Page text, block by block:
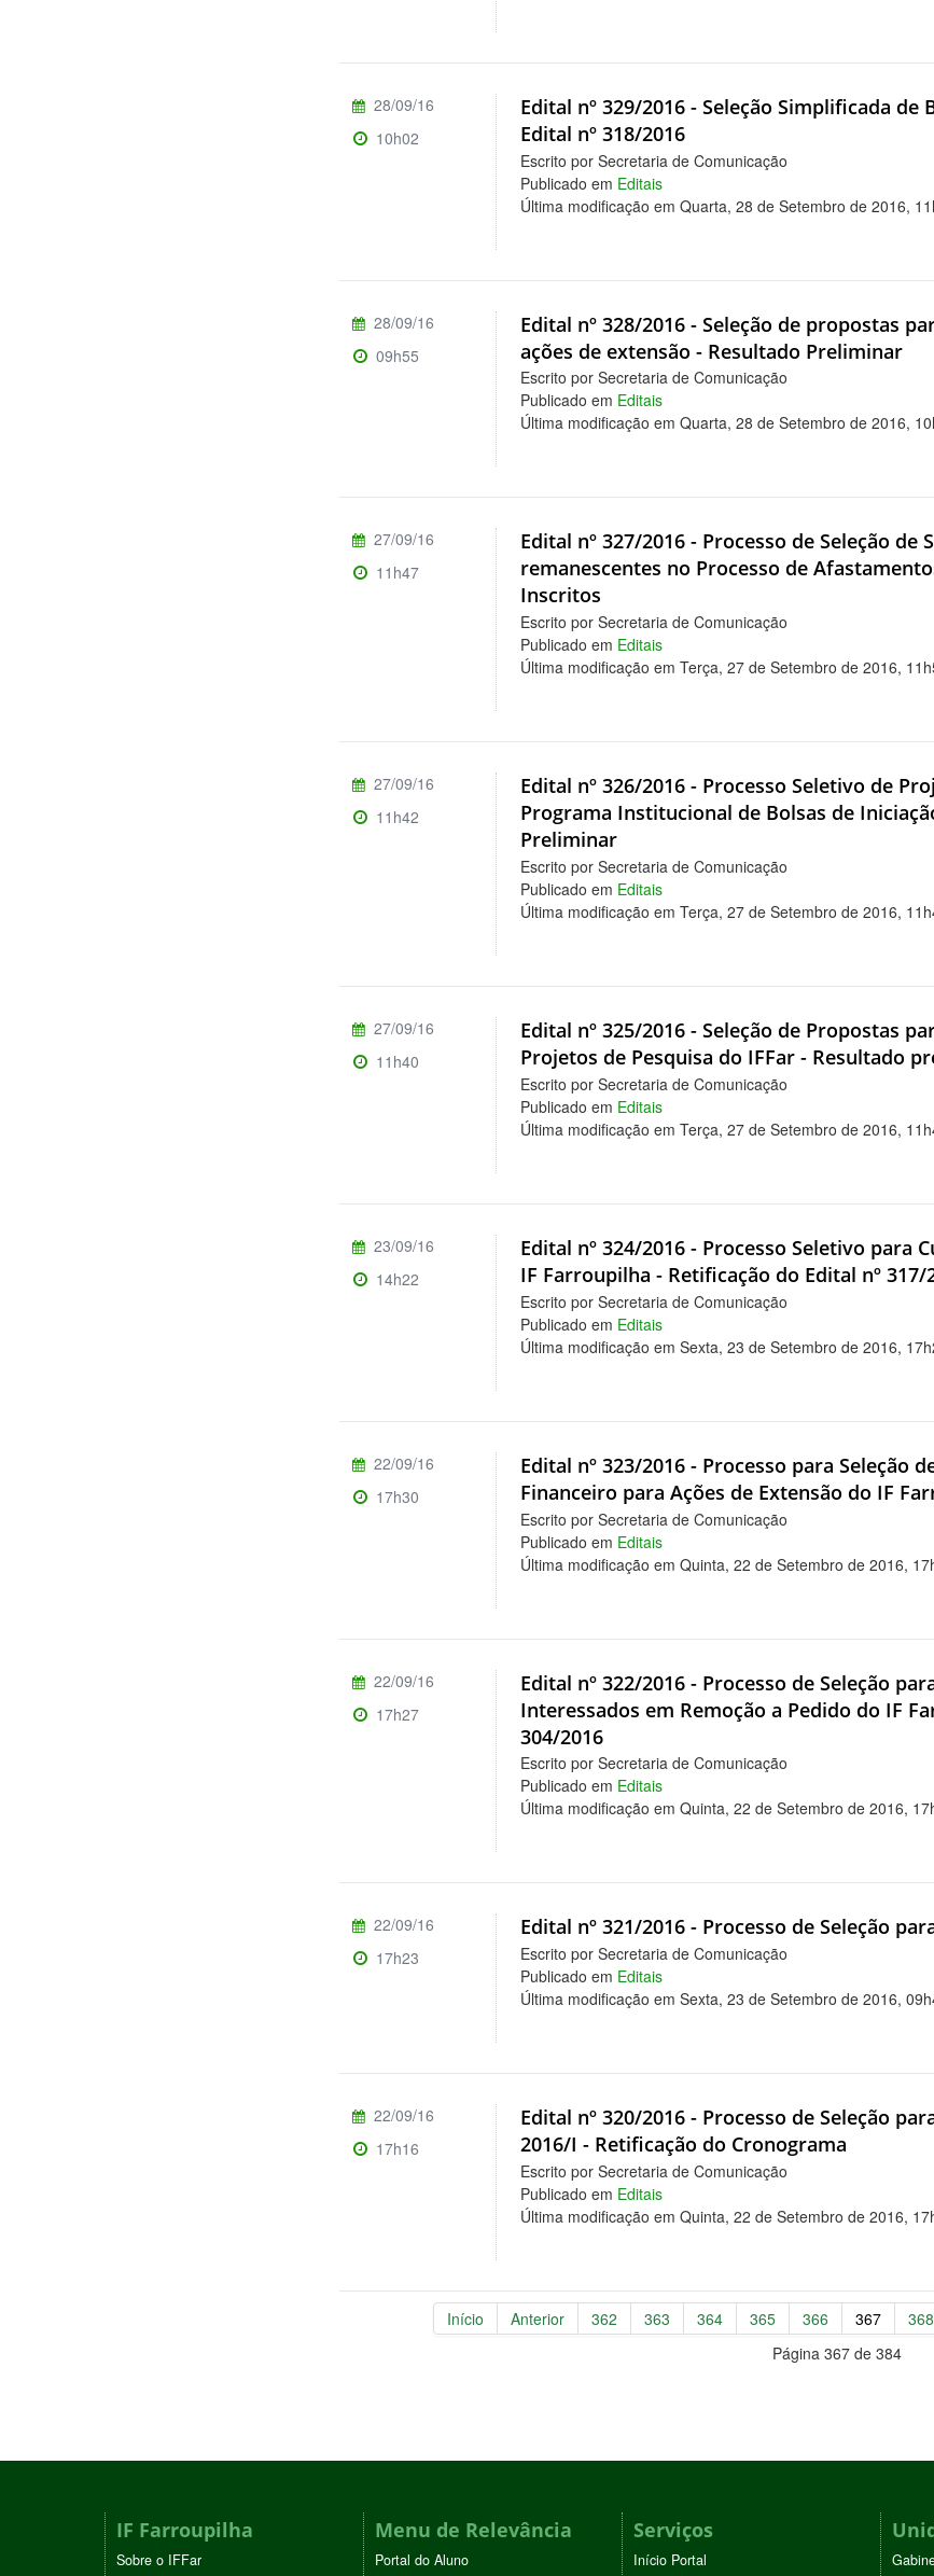
Edital nº 329/2016 - Seleção Simplificada
Edital nº 318/2016
Escrito por Secretaria de Comunicação
Publicado em Editais
Última modificação em Quarta, 28 de Setembro de 2016,
28/09/16
10h02
Edital nº 328/2016 - Seleção de propostas
ações de extensão - Resultado Preliminar
Escrito por Secretaria de Comunicação
Publicado em Editais
Última modificação em Quarta, 28 de Setembro de 2016,
28/09/16
09h55
Edital nº 327/2016 - Processo de Seleção de
remanescentes no Processo de
Inscritos
Escrito por Secretaria de Comunicação
Publicado em Editais
Última modificação em Terça, 27 de Setembro de 2016,
27/09/16
11h47
Edital nº 326/2016 - Processo Seletivo de
Programa Institucional de Bolsas de
Preliminar
Escrito por Secretaria de Comunicação
Publicado em Editais
Última modificação em Terça, 27 de Setembro de 2016,
27/09/16
11h42
Edital nº 325/2016 - Seleção de Propostas
Projetos de Pesquisa do IFFar - Resultado
Escrito por Secretaria de Comunicação
Publicado em Editais
Última modificação em Terça, 27 de Setembro de 2016,
27/09/16
11h40
Edital nº 324/2016 - Processo Seletivo para
IF Farroupilha - Retificação do Edital nº 317/
Escrito por Secretaria de Comunicação
Publicado em Editais
Última modificação em Sexta, 23 de Setembro de 2016,
23/09/16
14h22
Edital nº 323/2016 - Processo para Seleção
Financeiro para Ações de Extensão do IF
Escrito por Secretaria de Comunicação
Publicado em Editais
Última modificação em Quinta, 22 de Setembro de 2016,
22/09/16
17h30
Edital nº 322/2016 - Processo de Seleção
Interessados em Remoção a Pedido do IF
304/2016
Escrito por Secretaria de Comunicação
Publicado em Editais
Última modificação em Quinta, 22 de Setembro de 2016,
22/09/16
17h27
Edital nº 321/2016 - Processo de Seleção
Escrito por Secretaria de Comunicação
Publicado em Editais
Última modificação em Sexta, 23 de Setembro de 2016,
22/09/16
17h23
Edital nº 320/2016 - Processo de Seleção
2016/I - Retificação do Cronograma
Escrito por Secretaria de Comunicação
Publicado em Editais
Última modificação em Quinta, 22 de Setembro de 2016,
22/09/16
17h16
Início Anterior 362 363 364 365 366 367 368
Página 367 de 384
IF Farroupilha
Sobre o IFFar
Menu de Relevância
Portal do Aluno
Serviços
Início Portal